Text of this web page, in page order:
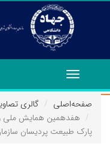
Toggle
navigation
صفحه‌اصلی
گالری
هفدهمین همایش ملی و
پارک طبیعت پردیسان